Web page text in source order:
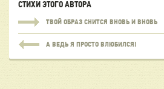
СТИХИ ЭТОГО АВТОРА
ТВОЙ ОБРАЗ СНИТСЯ ВНОВЬ И ВНОВЬ
А ВЕДЬ Я ПРОСТО ВЛЮБИЛСЯ!